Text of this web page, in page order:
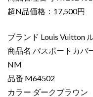
布
ピ
ー
パ
ス
ポ
ー
超N品価格：17,500円
ブランド Louis Vuitton
商品名 パスポートカバ
NM
品番 M64502
カラー ダークブラウン